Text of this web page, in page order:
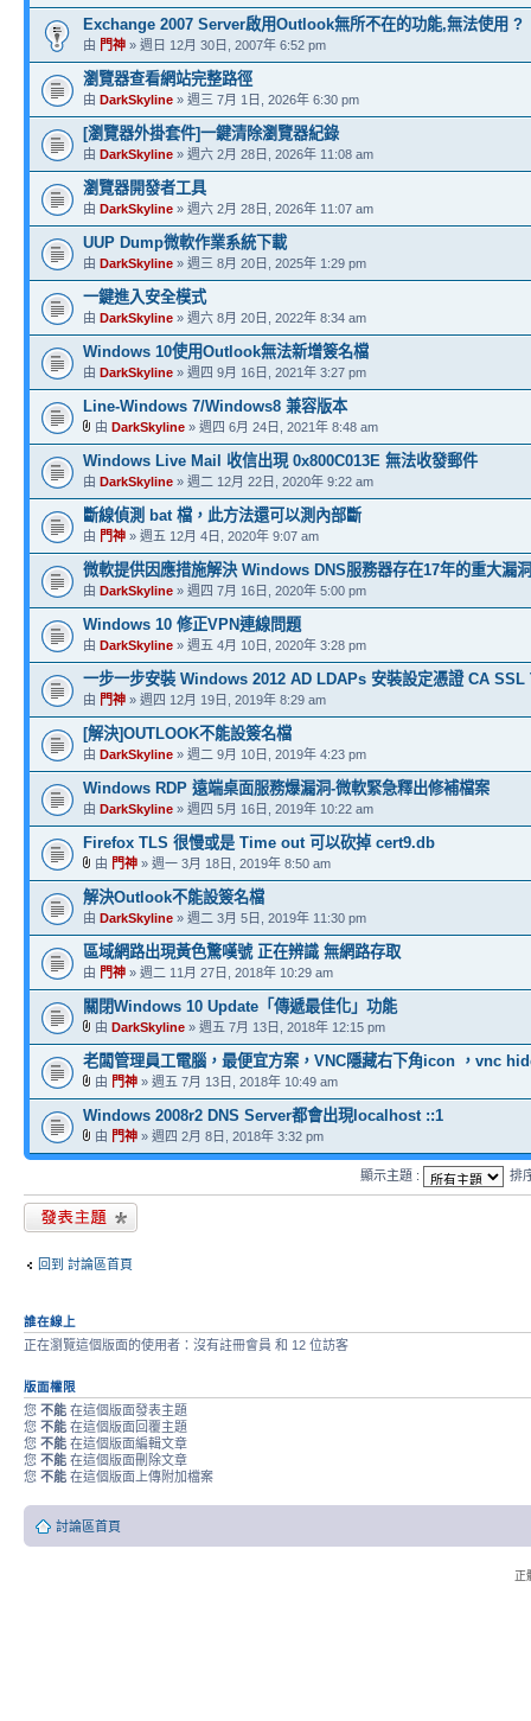
Exchange 2007 Server啟用Outlook無所不在的功能,無法使用 ?
由 門神 » 週日 12月 30日, 2007年 6:52 pm
瀏覽器查看網站完整路徑
由 DarkSkyline » 週三 7月 1日, 2026年 6:30 pm
[瀏覽器外掛套件]一鍵清除瀏覽器紀錄
由 DarkSkyline » 週六 2月 28日, 2026年 11:08 am
瀏覽器開發者工具
由 DarkSkyline » 週六 2月 28日, 2026年 11:07 am
UUP Dump微軟作業系統下載
由 DarkSkyline » 週三 8月 20日, 2025年 1:29 pm
一鍵進入安全模式
由 DarkSkyline » 週六 8月 20日, 2022年 8:34 am
Windows 10使用Outlook無法新增簽名檔
由 DarkSkyline » 週四 9月 16日, 2021年 3:27 pm
Line-Windows 7/Windows8 兼容版本
由 DarkSkyline » 週四 6月 24日, 2021年 8:48 am
Windows Live Mail 收信出現 0x800C013E 無法收發郵件
由 DarkSkyline » 週二 12月 22日, 2020年 9:22 am
斷線偵測 bat 檔，此方法還可以測內部斷
由 門神 » 週五 12月 4日, 2020年 9:07 am
微軟提供因應措施解決 Windows DNS服務器存在17年的重大漏洞
由 DarkSkyline » 週四 7月 16日, 2020年 5:00 pm
Windows 10 修正VPN連線問題
由 DarkSkyline » 週五 4月 10日, 2020年 3:28 pm
一步一步安裝 Windows 2012 AD LDAPs 安裝設定憑證 CA SSL
由 門神 » 週四 12月 19日, 2019年 8:29 am
[解決]OUTLOOK不能設簽名檔
由 DarkSkyline » 週二 9月 10日, 2019年 4:23 pm
Windows RDP 遠端桌面服務爆漏洞-微軟緊急釋出修補檔案
由 DarkSkyline » 週四 5月 16日, 2019年 10:22 am
Firefox TLS 很慢或是 Time out 可以砍掉 cert9.db
由 門神 » 週一 3月 18日, 2019年 8:50 am
解決Outlook不能設簽名檔
由 DarkSkyline » 週二 3月 5日, 2019年 11:30 pm
區域網路出現黃色驚嘆號 正在辨識 無網路存取
由 門神 » 週二 11月 27日, 2018年 10:29 am
關閉Windows 10 Update「傳遞最佳化」功能
由 DarkSkyline » 週五 7月 13日, 2018年 12:15 pm
老闆管理員工電腦，最便宜方案，VNC隱藏右下角icon ，vnc
由 門神 » 週五 7月 13日, 2018年 10:49 am
Windows 2008r2 DNS Server都會出現localhost ::1
由 門神 » 週四 2月 8日, 2018年 3:32 pm
顯示主題 : 排
發表新主題
回到 討論區首頁
誰在線上
正在瀏覽這個版面的使用者：沒有註冊會員 和 12 位訪客
版面權限
您 不能 在這個版面發表主題
您 不能 在這個版面回覆主題
您 不能 在這個版面編輯文章
您 不能 在這個版面刪除文章
您 不能 在這個版面上傳附加檔案
討論區首頁
正